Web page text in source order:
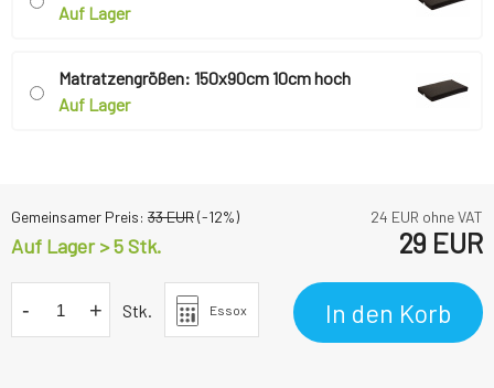
Auf Lager
Matratzengrößen: 150x90cm 10cm hoch
Auf Lager
Gemeinsamer Preis: 33EUR(-12%) 24 EUR ohne VAT
Auf Lager > 5 Stk. 29 EUR
- + Stk. Essox In den Korb